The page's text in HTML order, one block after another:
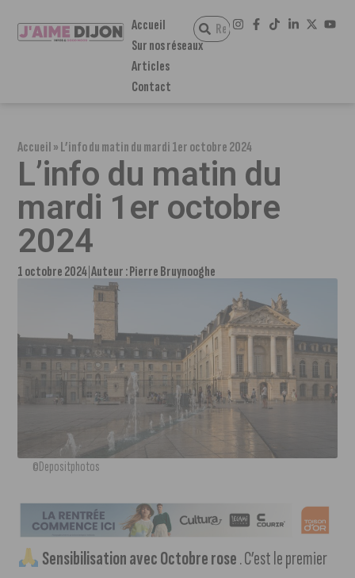
Accueil
Sur nos réseaux
Articles
Contact
Accueil»L’info du matin du mardi 1er octobre 2024
L’info du matin du
mardi 1er octobre
2024
1 octobre 2024 Auteur :Pierre Bruynooghe
©Depositphotos
Sensibilisation avec Octobre rose. C’est le premier